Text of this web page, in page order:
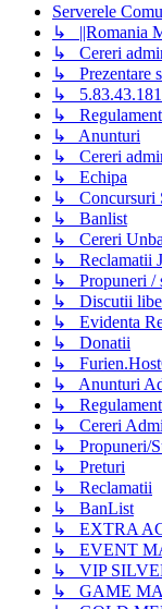
Serverele
↳ ||Romania
↳ Cereri
↳ Prezentare
↳ 5.83.43.181
↳ Regulament
↳ Anunturi
↳ Cereri
↳ Echipa
↳ Concursuri
↳ Banlist
↳ Cereri
↳ Reclamatii
↳ Propuneri /
↳ Discutii
↳ Evidenta
↳ Donatii
↳
↳ Anunturi
↳ Regulament
↳ Cereri
↳ Propuneri/
↳ Preturi
↳ Reclamatii
↳ BanList
↳ EXTRA
↳ EVENT
↳ VIP
↳ GAME